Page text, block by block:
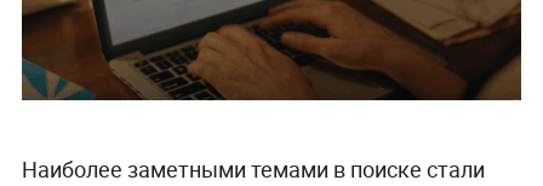
Наиболее заметными темами в поиске стали